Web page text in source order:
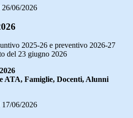
06/2026
2025-26 e preventivo 2026-27
del 23 giugno 2026
ATA, Famiglie, Docenti, Alunni
06/2026